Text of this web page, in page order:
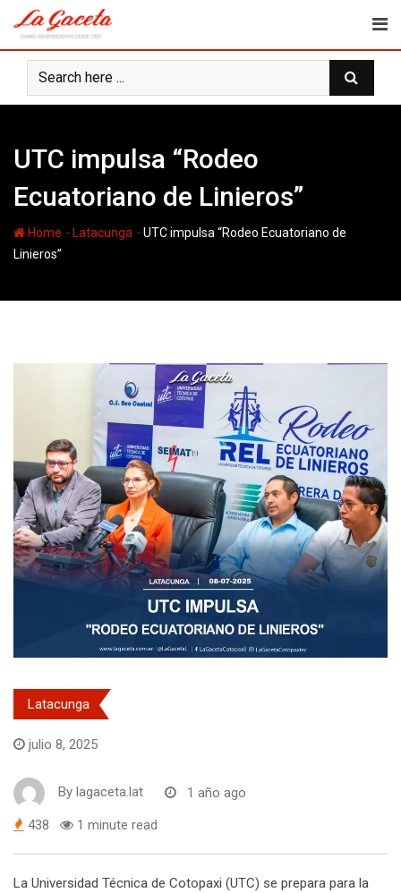
content
UTC impulsa “Rodeo
Ecuatoriano de Linieros”
Home - Latacunga -UTC impulsa “Rodeo Ecuatoriano de
Linieros”
Latacunga
julio 8, 2025
By lagaceta.lat 1 año ago
438 1 minute read
La Universidad Técnica de Cotopaxi (UTC) se prepara para la